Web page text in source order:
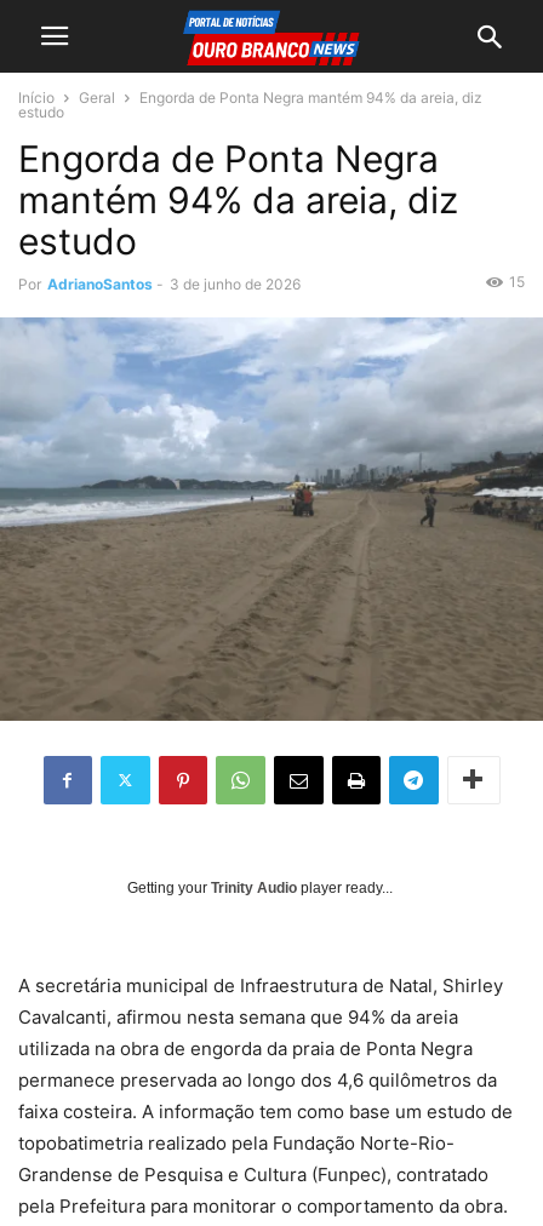
Início Geral
Engorda de Ponta Negra mantém 94% da areia, diz
estudo
Engorda de Ponta Negra
mantém 94% da areia, diz
estudo
Por AdrianoSantos - 3 de junho de 2026 15
Getting your Trinity Audio player ready...
A secretária municipal de Infraestrutura de Natal, Shirley
Cavalcanti, afirmou nesta semana que 94% da areia
utilizada na obra de engorda da praia de Ponta Negra
permanece preservada ao longo dos 4,6 quilômetros da
faixa costeira. A informação tem como base um estudo de
topobatimetria realizado pela Fundação Norte-Rio-
Grandense de Pesquisa e Cultura (Funpec), contratado
pela Prefeitura para monitorar o comportamento da obra.